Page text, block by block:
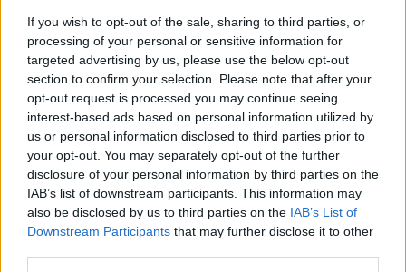
If you wish to opt-out of the sale, sharing to third parties, or
processing of your personal or sensitive information for
targeted advertising by us, please use the below opt-out
section to confirm your selection. Please note that after your
opt-out request is processed you may continue seeing
interest-based ads based on personal information utilized by
us or personal information disclosed to third parties prior to
your opt-out. You may separately opt-out of the further
disclosure of your personal information by third parties on the
IAB’s list of downstream participants. This information may
also be disclosed by us to third parties on the IAB’s List of
Downstream Participants that may further disclose it to other
V
ýťah, hudba, vzdialenosť alebo ako sa policajti z
Nového Zélandu stali slávnymi.
A vraj uniformovaní nemajú zmysel pre humor!
Polícia z Nového Zélandu sa vymyká stereotypu. Toto
krátke video je hitom internetu.
Nahrávka zo skrytej kamery potvrdzuje, že aj policajti
majú zmysel pre humor. Krátke video spoločnej
hudobnej zábavky vyčarí úsmev na tvári aj vám!
e
a
r
c
h
f
o
r